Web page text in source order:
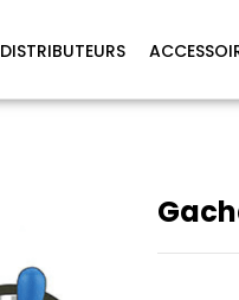
DISTRIBUTEURS